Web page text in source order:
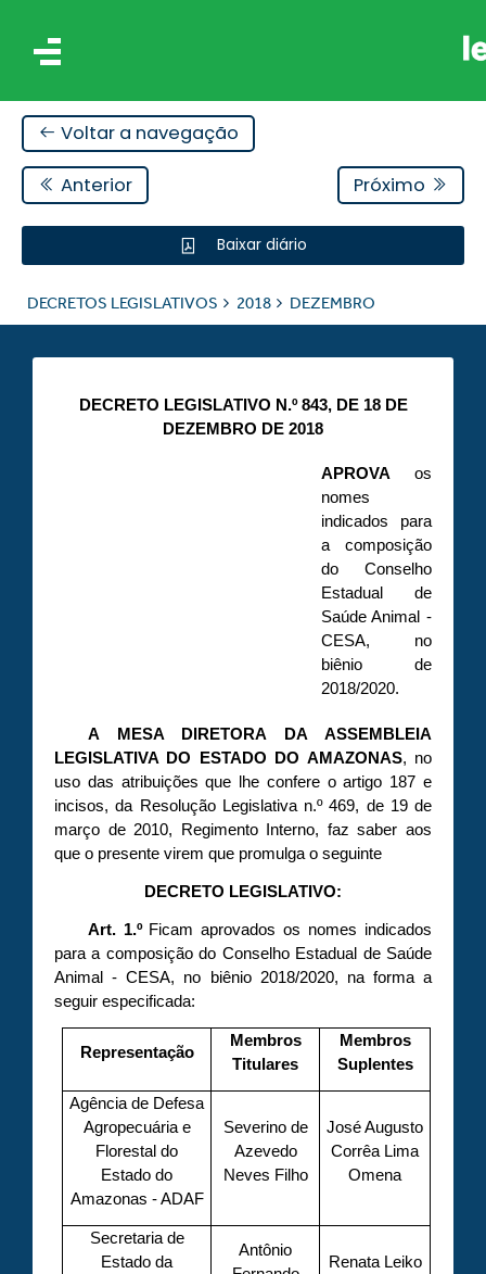
Voltar a navegação
Anterior Próximo
Baixar diário
DECRETOS LEGISLATIVOS 2018 DEZEMBRO
DECRETO LEGISLATIVO N.º 843, DE 18 DE
DEZEMBRO DE 2018
APROVA os
nomes
indicados para
a composição
do Conselho
Estadual de
Saúde Animal -
CESA, no
biênio de
2018/2020.
A MESA DIRETORA DA ASSEMBLEIA
LEGISLATIVA DO ESTADO DO AMAZONAS, no
uso das atribuições que lhe confere o artigo 187 e
incisos, da Resolução Legislativa n.º 469, de 19 de
março de 2010, Regimento Interno, faz saber aos
que o presente virem que promulga o seguinte
DECRETO LEGISLATIVO:
Art. 1.ºFicam aprovados os nomes indicados
para a composição do Conselho Estadual de Saúde
Animal - CESA, no biênio 2018/2020, na forma a
seguir especificada:
Representação
Membros
Titulares
Membros
Suplentes
Agência de Defesa
Agropecuária e
Florestal do
Estado do
Amazonas - ADAF
Severino de
Azevedo
Neves Filho
José Augusto
Corrêa Lima
Omena
Secretaria de
Estado da
Antônio
Renata Leiko